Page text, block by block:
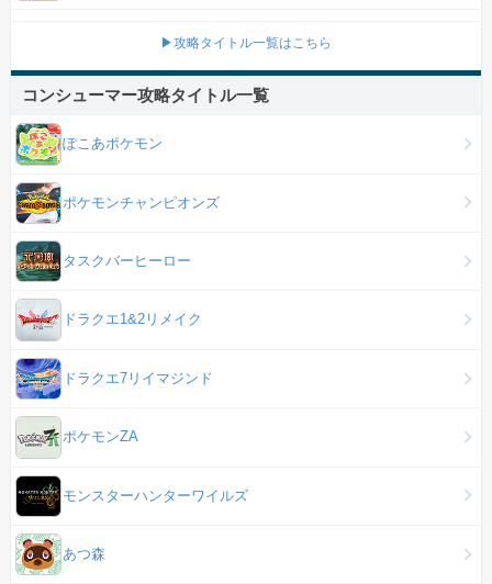
▶攻略タイトル一覧はこちら
コンシューマー攻略タイトル一覧
ぽこあポケモン
ポケモンチャンピオンズ
タスクバーヒーロー
ドラクエ1&2リメイク
ドラクエ7リイマジンド
ポケモンZA
モンスターハンターワイルズ
あつ森